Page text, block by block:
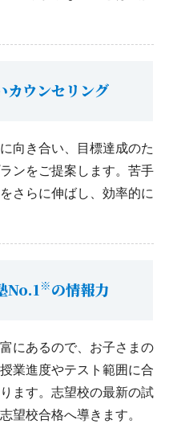
カウンセリング
向き合い、目標達成のた
ンをご提案します。苦手
さらに伸ばし、効率的に
No.1※の情報力
にあるので、お子さまの
業進度やテスト範囲に合
ます。志望校の最新の試
望校合格へ導きます。